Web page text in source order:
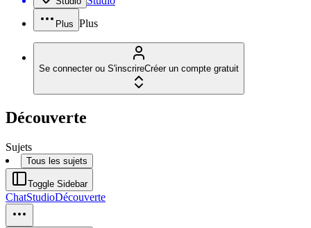
Plus Plus
Se connecter ou S'inscrireCréer un compte gratuit
Découverte
Sujets
Tous les sujets
Toggle Sidebar
ChatStudioDécouverte